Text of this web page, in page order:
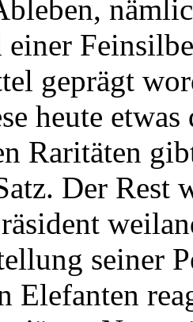
geprägt
heute
Raritäten
Der Rest
seiner
Elefanten